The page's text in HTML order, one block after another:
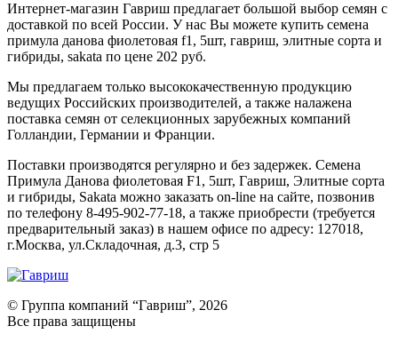
Интернет-магазин Гавриш предлагает большой выбор семян с
доставкой по всей России. У нас Вы можете купить семена
примула данова фиолетовая f1, 5шт, гавриш, элитные сорта и
гибриды, sakata по цене 202 руб.
Мы предлагаем только высококачественную продукцию
ведущих Российских производителей, а также налажена
поставка семян от селекционных зарубежных компаний
Голландии, Германии и Франции.
Поставки производятся регулярно и без задержек. Семена
Примула Данова фиолетовая F1, 5шт, Гавриш, Элитные сорта
и гибриды, Sakata можно заказать on-line на сайте, позвонив
по телефону 8-495-902-77-18, а также приобрести (требуется
предварительный заказ) в нашем офисе по адресу: 127018,
г.Москва, ул.Складочная, д.3, стр 5
© Группа компаний “Гавриш”, 2026
Все права защищены